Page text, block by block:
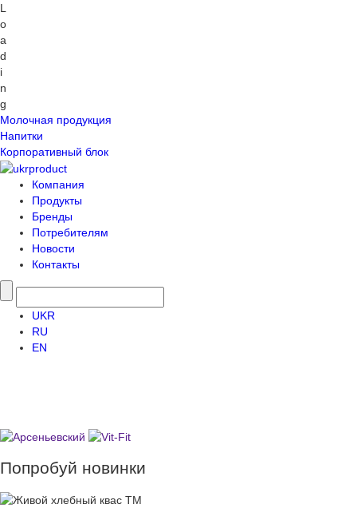
L
o
a
d
i
n
g
Молочная продукция
Напитки
Корпоративный блок
Компания
Продукты
Бренды
Потребителям
Новости
Контакты
UKR
RU
EN
Попробуй новинки